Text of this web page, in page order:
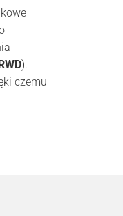
).
czemu